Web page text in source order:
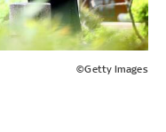
©Getty Images